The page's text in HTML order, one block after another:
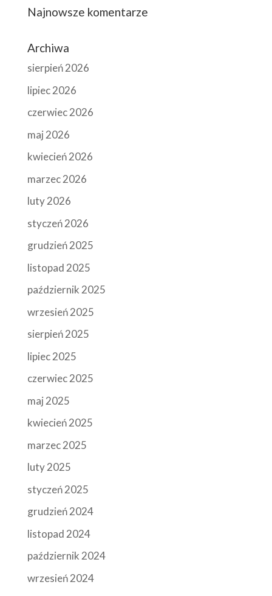
Najnowsze komentarze
Archiwa
sierpień 2026
lipiec 2026
czerwiec 2026
maj 2026
kwiecień 2026
marzec 2026
luty 2026
styczeń 2026
grudzień 2025
listopad 2025
październik 2025
wrzesień 2025
sierpień 2025
lipiec 2025
czerwiec 2025
maj 2025
kwiecień 2025
marzec 2025
luty 2025
styczeń 2025
grudzień 2024
listopad 2024
październik 2024
wrzesień 2024